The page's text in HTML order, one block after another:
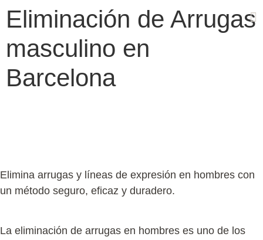
Eliminación de Arrugas
masculino en
Barcelona
Elimina arrugas y líneas de expresión en hombres con
un método seguro, eficaz y duradero.
La eliminación de arrugas en hombres es uno de los